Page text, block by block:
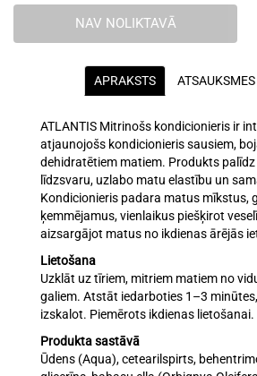
NAV NOLIKTAVĀ
APRAKSTS
ATLANTIS Mitrinošs kondicionieris ir
atjaunojošs kondicionieris sausiem,
dehidratētiem matiem. Produkts
līdzsvaru, uzlabo matu elastību un
Kondicionieris padara matus mīkstus,
ķemmējamus, vienlaikus piešķirot
aizsargājot matus no ikdienas ārējās
Lietošana
Uzklāt uz tīriem, mitriem matiem no
galiem. Atstāt iedarboties 1–3
izskalot. Piemērots ikdienas lietošanai.
Produkta sastāvā
Ūdens (Aqua), cetearilspirts,